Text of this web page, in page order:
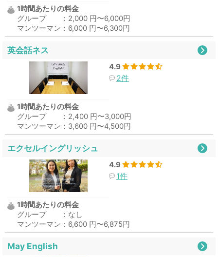
1時間あたりの料金
グループ ：2,000 円〜6,000円
マンツーマン：6,000 円〜6,300円
英会話ネス
4.9
2件
1時間あたりの料金
グループ ：2,400 円〜3,000円
マンツーマン：3,600 円〜4,500円
エクセルイングリッシュ
4.9
1件
1時間あたりの料金
グループ ：なし
マンツーマン：6,600 円〜6,875円
May English